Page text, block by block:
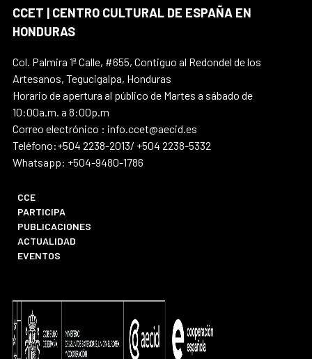
CCET | CENTRO CULTURAL DE ESPAÑA EN
HONDURAS
Col. Palmira 1ª Calle, #655, Contiguo al Redondel de los
Artesanos, Tegucigalpa, Honduras
Horario de apertura al público de Martes a sábado de
10:00a.m. a 8:00p.m
Correo electrónico : info.ccet@aecid.es
Teléfono:+504 2238-2013/ +504 2238-5332
Whatsapp: +504-9480-1786
CCE
PARTICIPA
PUBLICACIONES
ACTUALIDAD
EVENTOS